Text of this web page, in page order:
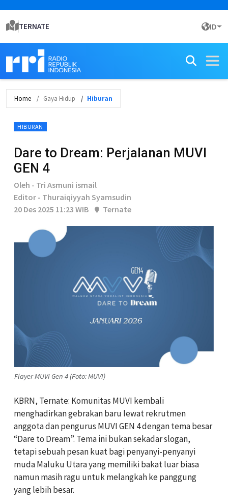
TERNATE ID
Home Gaya Hidup Hiburan
HIBURAN
Dare to Dream: Perjalanan MUVI
GEN 4
Oleh - Tri Asmuni ismail
Editor - Thuraiqiyyah Syamsudin
20 Des 2025 11:23 WIB
Ternate
Flayer MUVI Gen 4 (Foto: MUVI)
KBRN, Ternate: Komunitas MUVI kembali
menghadirkan gebrakan baru lewat rekrutmen
anggota dan pengurus MUVI GEN 4 dengan tema besar
“Dare to Dream”. Tema ini bukan sekadar slogan,
tetapi sebuah pesan kuat bagi penyanyi-penyanyi
muda Maluku Utara yang memiliki bakat luar biasa
namun masih ragu untuk melangkah ke panggung
yang lebih besar.